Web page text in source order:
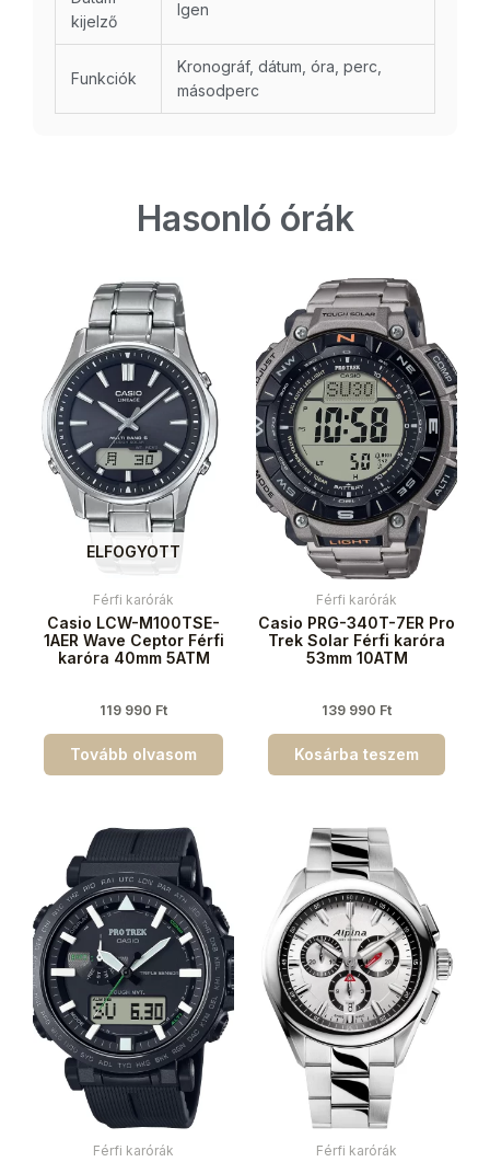
kijelző
Igen
Funkciók
Kronográf, dátum, óra, perc,
másodperc
Hasonló órák
ELFOGYOTT
Férfi karórák
Casio LCW-M100TSE-
1AER Wave Ceptor Férfi
karóra 40mm 5ATM
119 990 Ft
Tovább olvasom
Férfi karórák
Casio PRG-340T-7ER Pro
Trek Solar Férfi karóra
53mm 10ATM
139 990 Ft
Kosárba teszem
Férfi karórák Férfi karórák